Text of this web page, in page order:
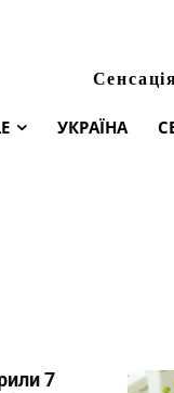
УКРАЇНА
7